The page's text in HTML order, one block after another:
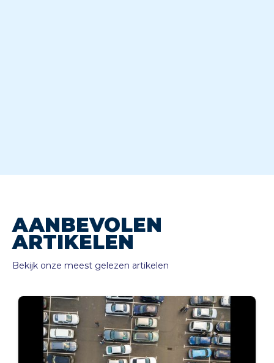
AANBEVOLEN
ARTIKELEN
Bekijk onze meest gelezen artikelen